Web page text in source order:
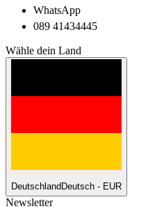
WhatsApp
089 41434445
Wähle dein Land
DeutschlandDeutsch - EUR
Newsletter